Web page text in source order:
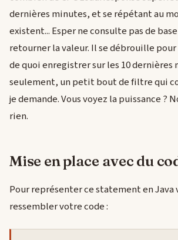
dernières minutes, et se répétant au
existent... Esper ne consulte pas de
retourner la valeur. Il se débrouille
de quoi enregistrer sur les 10 dernières
seulement, un petit bout de filtre qui
je demande. Vous voyez la puissance ?
rien.
Mise en place avec du
Pour représenter ce statement en Java
ressembler votre code :